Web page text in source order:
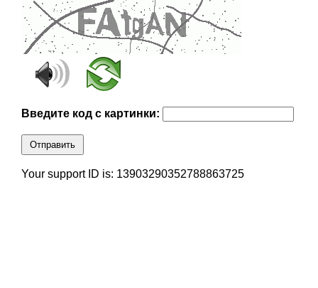
Введите код с картинки:
Отправить
Your support ID is: 13903290352788863725